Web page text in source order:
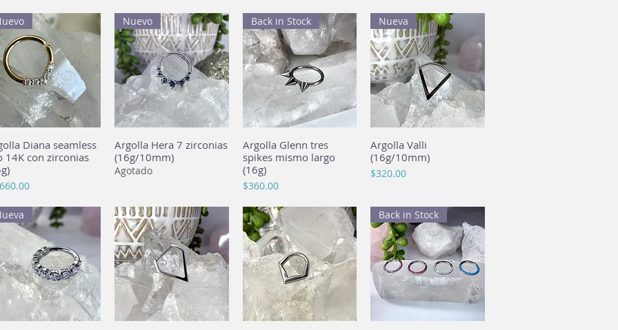
Vista rápida
Diana seamless
14K con zirconias
Vista rápida
Nuevo
Argolla Hera 7 zirconias
(16g/10mm)
Agotado
Vista rápida
Back in Stock
Argolla Glenn tres
spikes mismo largo
(16g)
Precio
$360.00
Vista rápida
Nueva
Argolla Valli
(16g/10mm)
Precio
$320.00
Back in Stock